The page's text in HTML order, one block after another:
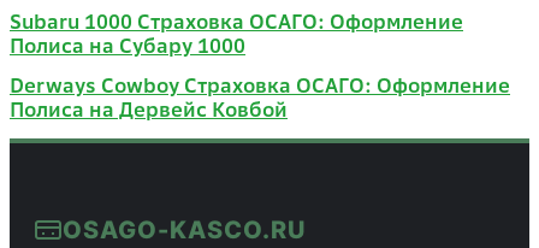
Subaru 1000 Страховка ОСАГО: Оформление
Полиса на Субару 1000
Derways Cowboy Страховка ОСАГО: Оформление
Полиса на Дервейс Ковбой
OSAGO-KASCO.RU